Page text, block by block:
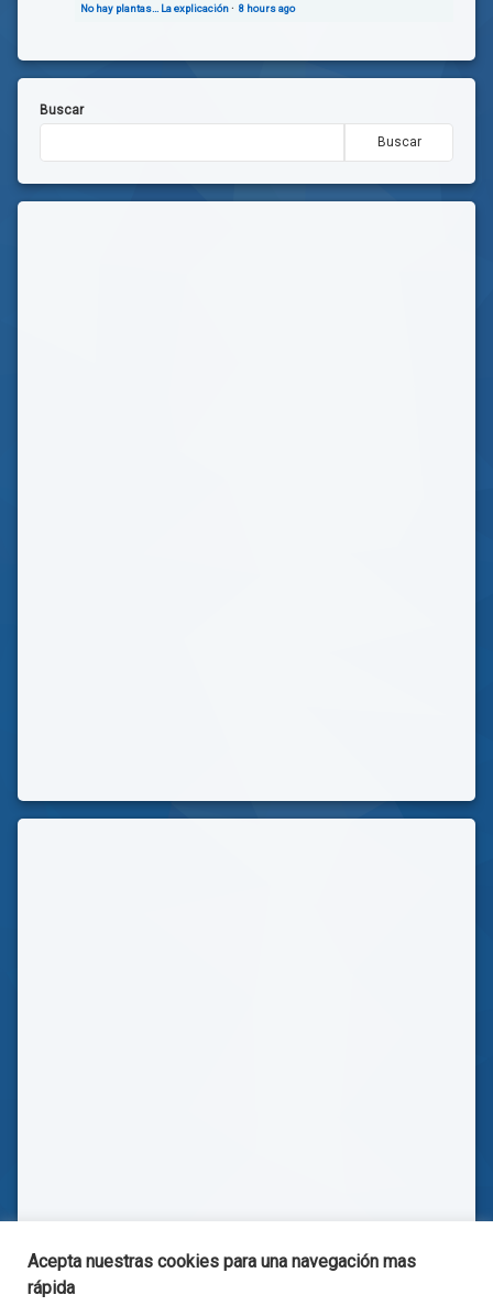
No hay plantas… La explicación· 8 hours ago
Buscar
Buscar
Acepta nuestras cookies para una navegación mas
rápida